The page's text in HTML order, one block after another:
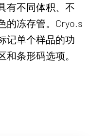
有不同体积、不
的冻存管。Cryo.s
记单个样品的功
条形码选项。